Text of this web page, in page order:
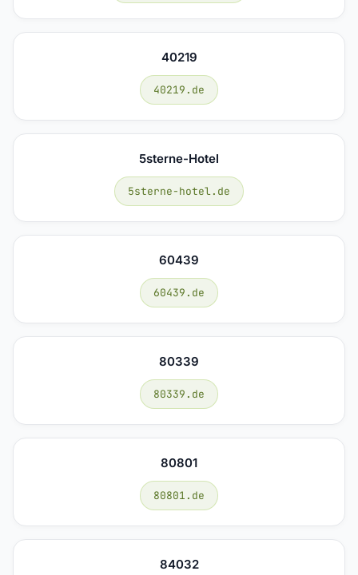
40219
40219.de
5sterne-Hotel
5sterne-hotel.de
60439
60439.de
80339
80339.de
80801
80801.de
84032